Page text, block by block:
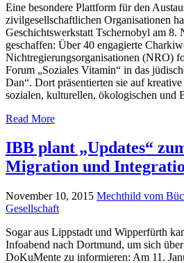
Eine besondere Plattform für den
zivilgesellschaftlichen Organisationen
Geschichtswerkstatt Tschernobyl am
geschaffen: Über 40 engagierte
Nichtregierungsorganisationen (NRO)
Forum „Soziales Vitamin“ in das
Dan“. Dort präsentierten sie auf
sozialen, kulturellen, ökologischen
Read More
IBB plant „Updates“
Migration und
November 10, 2015 Mechthild vom
Gesellschaft
Sogar aus Lippstadt und Wipperfürth
Infoabend nach Dortmund, um sich
DoKuMente zu informieren: Am 11.